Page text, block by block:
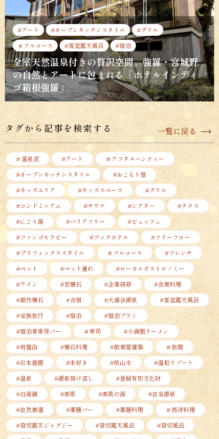
#アート #オープンキッチンスタイル
#グリル
＃フルコース
#客室露天風呂 #宿泊
全室天然温泉付きの贅沢空間。強羅・宮城野
の自然とアートに包まれる「ホテルインディ
ゴ箱根強羅」
タグから記事を検索する 一覧に戻る
# 温泉泥 #アート
＃アフタヌーンティー
#オープンキッチンスタイル
#おこもり宿
#キッズエリア
#キッズスペース
#グリル
#コンドミニアム
#サウナ #シアター
#テラス
#にごり湯
#バリアフリー
#ビュッフェ
#ファンゴセラピー
#ブックホテル
#フリーフロー
#プリフィックススタイル
＃フルコース
#フレンチ
#ペット
#ペット連れ
#ローカルガストロノミー
#ワイン
#京懐石 #企業研修
#会席料理
#創作懐石
#合宿 #大涌谷源泉
#客室露天風呂
#家族旅行
#宿泊
#宿泊プラン
#宿泊者専用バー
＃寿司
#小涌園ラーメン
#岩盤浴
#懐石料理 #数寄屋建築
＃旅館
#日本庭園
#本好き #枯山水
#温和リゾート
#温泉
#源泉掛け流し
#登録有形文化財
#白湯鍋
#美肌 #美肌の湯
#自家源泉
#自然厳選
#薬膳バー #薬膳料理
＃西洋料理
#貸切露天ジャグジー
#貸切露天風呂
#貸切風呂